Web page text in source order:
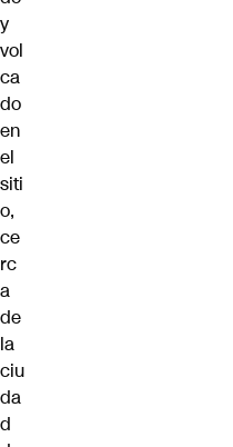
y
vol
ca
do
en
el
siti
o,
ce
rc
a
de
la
ciu
da
d